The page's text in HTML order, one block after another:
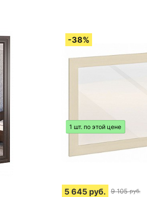
1 шт. по этой цене
5 645 руб. 9 105 руб.